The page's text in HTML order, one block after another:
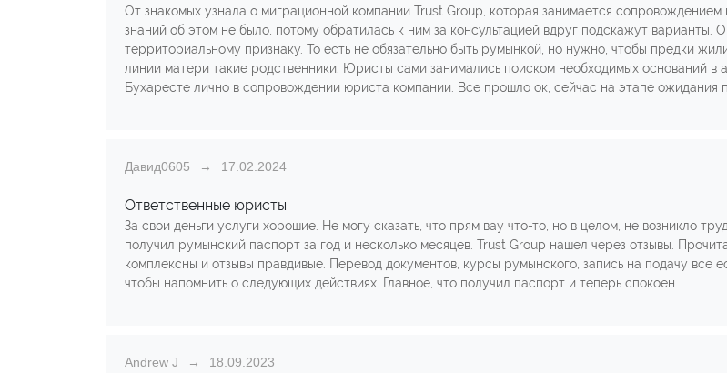
От знакомых узнала о миграционной компании Trust Group, которая занимается
знаний об этом не было, потому обратилась к ним за консультацией вдруг подскажут
территориальному признаку. То есть не обязательно быть румынкой, но нужно, чтобы предки
линии матери такие родственники. Юристы сами занимались поиском необходимых оснований в
Бухаресте лично в сопровождении юриста компании. Все прошло ок, сейчас на этапе ожидания
Давид0605 17.02.2024
Ответственные юристы
За свои деньги услуги хорошие. Не могу сказать, что прям вау что-то, но в целом, не возникло
получил румынский паспорт за год и несколько месяцев. Trust Group нашел через отзывы.
комплексны и отзывы правдивые. Перевод документов, курсы румынского, запись на подачу все
чтобы напомнить о следующих действиях. Главное, что получил паспорт и теперь спокоен.
Andrew J 18.09.2023